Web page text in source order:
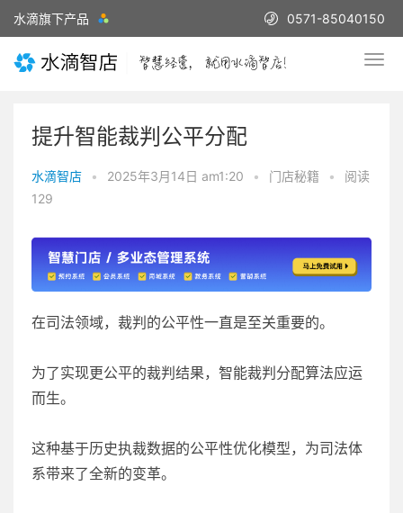
水滴旗下产品 0571-85040150
提升智能裁判公平分配
水滴智店 • 2025年3月14日 am1:20 • 门店秘籍 •
阅读
129
在司法领域，裁判的公平性一直是至关重要的。
为了实现更公平的裁判结果，智能裁判分配算法应运
而生。
这种基于历史执裁数据的公平性优化模型，为司法体
系带来了全新的变革。